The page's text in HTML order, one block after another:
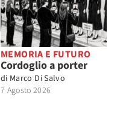
MEMORIA E FUTURO
Cordoglio a porter
di Marco Di Salvo
7 Agosto 2026